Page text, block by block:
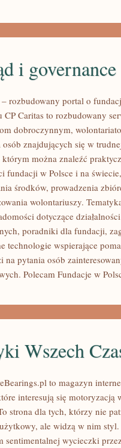
i governance
– rozbudowany portal o
CP Caritas to rozbudowany
dobroczynnym,
osób znajdujących się w
można znaleźć
fundacji w Polsce i na
środków, prowadzenia
wolontariuszy.
dotyczące
poradniki dla fundacji,
technologie wspierające
na pytania osób
Polecam Fundacje w
Wszech
to magazyn
interesują się
strona dla tych, którzy nie
ale widzą w nim
sentimentalnej wycieczki